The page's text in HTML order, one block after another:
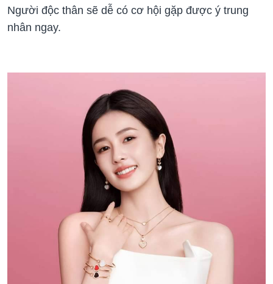
Người độc thân sẽ dễ có cơ hội gặp được ý trung
nhân ngay.